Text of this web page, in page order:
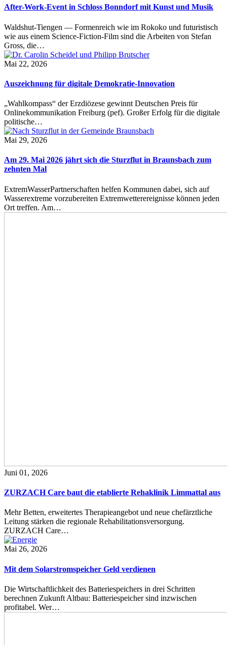
After-Work-Event in Schloss Bonndorf mit Kunst und Musik
Waldshut-Tiengen — Formenreich wie im Rokoko und futuristisch
wie aus einem Science-Fiction-Film sind die Arbeiten von Stefan
Gross, die…
Mai 22, 2026
Auszeichnung für digitale Demokratie-Innovation
„Wahlkompass“ der Erzdiözese gewinnt Deutschen Preis für
Onlinekommunikation Freiburg (pef). Großer Erfolg für die digitale
politische…
Mai 29, 2026
Am 29. Mai 2026 jährt sich die Sturzflut in Braunsbach zum
zehnten Mal
ExtremWasserPartnerschaften helfen Kommunen dabei, sich auf
Wasserextreme vorzubereiten Extremwetterereignisse können jeden
Ort treffen. Am…
Juni 01, 2026
ZURZACH Care baut die etablierte Rehaklinik Limmattal aus
Mehr Betten, erweitertes Therapieangebot und neue chefärztliche
Leitung stärken die regionale Rehabilitationsversorgung.
ZURZACH Care…
Mai 26, 2026
Mit dem Solarstromspeicher Geld verdienen
Die Wirtschaftlichkeit des Batteriespeichers in drei Schritten
berechnen Zukunft Altbau: Batteriespeicher sind inzwischen
profitabel. Wer…